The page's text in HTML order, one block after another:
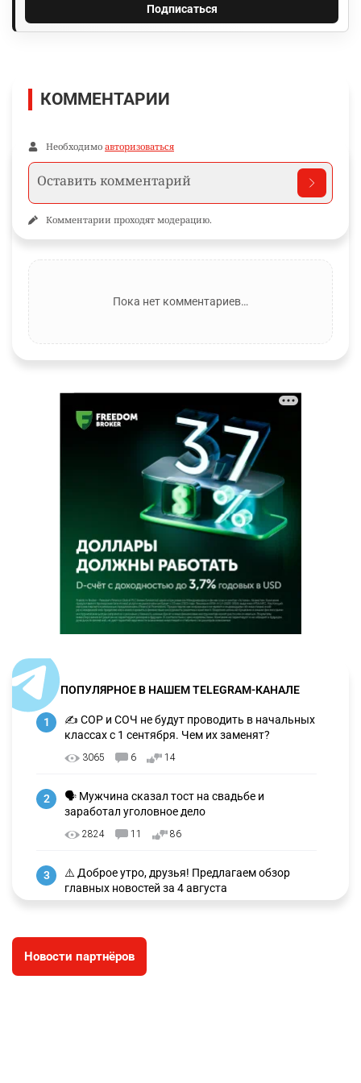
Подписаться
КОММЕНТАРИИ
Необходимо авторизоваться
Комментарии проходят модерацию.
Пока нет комментариев…
ПОПУЛЯРНОЕ В НАШЕМ TELEGRAM-КАНАЛЕ
1
✍️ СОР и СОЧ не будут проводить в начальных
классах с 1 сентября. Чем их заменят?
3065 6 14
2
🗣 Мужчина сказал тост на свадьбе и
заработал уголовное дело
2824 11 86
3
⚠️ Доброе утро, друзья! Предлагаем обзор
главных новостей за 4 августа
4
🗣Глава государства направил телеграмму
соболезнования родным и близким Халық
қаһарманы Ивана Гапича
Новости партнёров